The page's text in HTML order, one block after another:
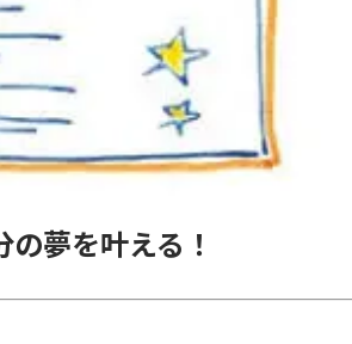
夢を叶える！